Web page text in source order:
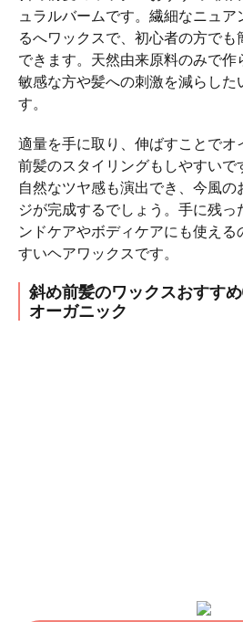
ュラルバームです。繊細なニュ
るへワックスで、初心者の方で
できます。天然由来原料のみで
敏感な方や髪への刺激を減らした
す。
適量を手に取り、伸ばすことでオ
前髪のスタイリングもしやすいで
自然なツヤ感も演出でき、今風
ジが完成するでしょう。手に残
ンドケアやボディケアにも使え
すいヘアワックスです。
斜め前髪のワックスおすす
オーガニック